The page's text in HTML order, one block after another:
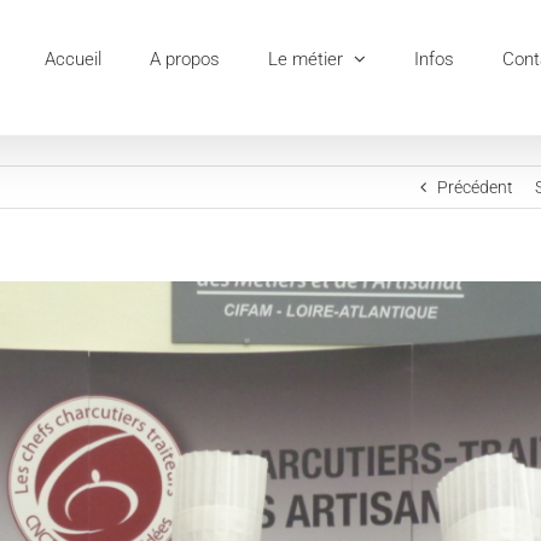
Accueil A propos Le métier Infos
Précédent